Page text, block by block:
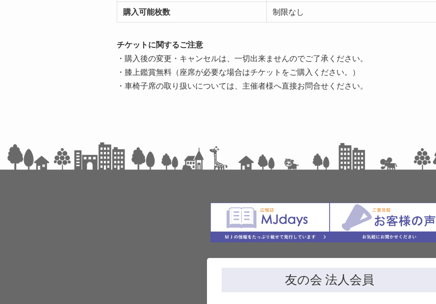
購入可能枚数 制限なし
チケットに関するご注意
・購入後の変更・キャンセルは、一切出来ませんのでご了承ください。
・膝上鑑賞無料（座席が必要な場合はチケットをご購入ください。）
・車椅子席の取り扱いについては、主催者様へ直接お問合せください。
友の会 法人会員